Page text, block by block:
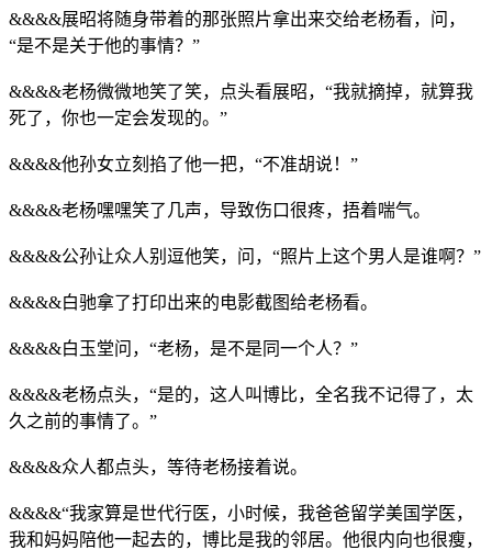
&&&&展昭将随身带着的那张照片拿出来交给老杨看，问，
“是不是关于他的事情？”
&&&&老杨微微地笑了笑，点头看展昭，“我就摘掉，就算我
死了，你也一定会发现的。”
&&&&他孙女立刻掐了他一把，“不准胡说！”
&&&&老杨嘿嘿笑了几声，导致伤口很疼，捂着喘气。
&&&&公孙让众人别逗他笑，问，“照片上这个男人是谁啊？”
&&&&白驰拿了打印出来的电影截图给老杨看。
&&&&白玉堂问，“老杨，是不是同一个人？”
&&&&老杨点头，“是的，这人叫博比，全名我不记得了，太
久之前的事情了。”
&&&&众人都点头，等待老杨接着说。
&&&&“我家算是世代行医，小时候，我爸爸留学美国学医，
我和妈妈陪他一起去的，博比是我的邻居。他很内向也很瘦，